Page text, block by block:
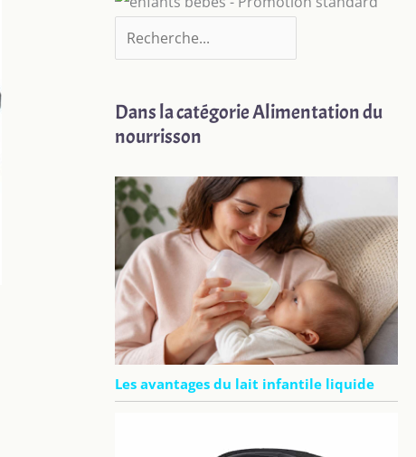
Dans la catégorie Alimentation du
nourrisson
Les avantages du lait infantile liquide